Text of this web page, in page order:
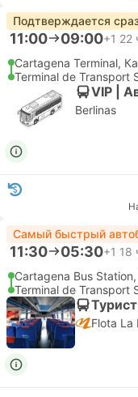
Подтверждается
11:00 09:00+1 22
Cartagena Terminal,
Terminal de Transport
VIP |
Berlinas
Самый быстрый
11:30 05:30+1 18
Cartagena Bus
Terminal de Transport
Flota La